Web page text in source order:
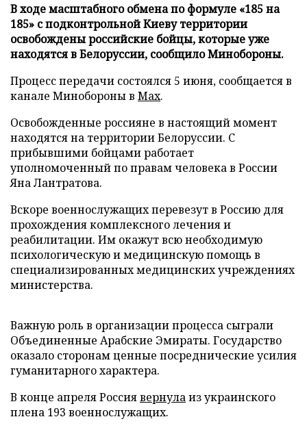
В ходе масштабного обмена по формуле «185 на
185» с подконтрольной Киеву территории
освобождены российские бойцы, которые уже
находятся в Белоруссии, сообщило Минобороны.
Процесс передачи состоялся 5 июня, сообщается в
канале Минобороны в Max.
Освобожденные россияне в настоящий момент
находятся на территории Белоруссии. С
прибывшими бойцами работает
уполномоченный по правам человека в России
Яна Лантратова.
Вскоре военнослужащих перевезут в Россию для
прохождения комплексного лечения и
реабилитации. Им окажут всю необходимую
психологическую и медицинскую помощь в
специализированных медицинских учреждениях
министерства.
Важную роль в организации процесса сыграли
Объединенные Арабские Эмираты. Государство
оказало сторонам ценные посреднические усилия
гуманитарного характера.
В конце апреля Россиявернулаиз украинского
плена 193 военнослужащих.